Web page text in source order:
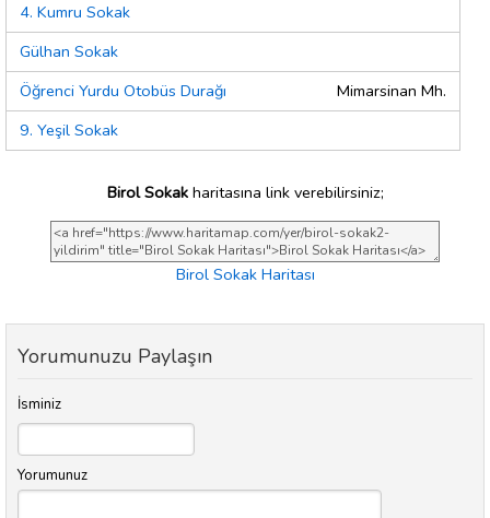
4. Kumru Sokak
Gülhan Sokak
Öğrenci Yurdu Otobüs Durağı
Mimarsinan Mh.
9. Yeşil Sokak
Birol Sokakharitasına link verebilirsiniz;
Birol Sokak Haritası
Yorumunuzu Paylaşın
İsminiz
Yorumunuz